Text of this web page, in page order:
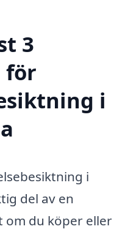
3
för
i
i
del av en
om du köper eller